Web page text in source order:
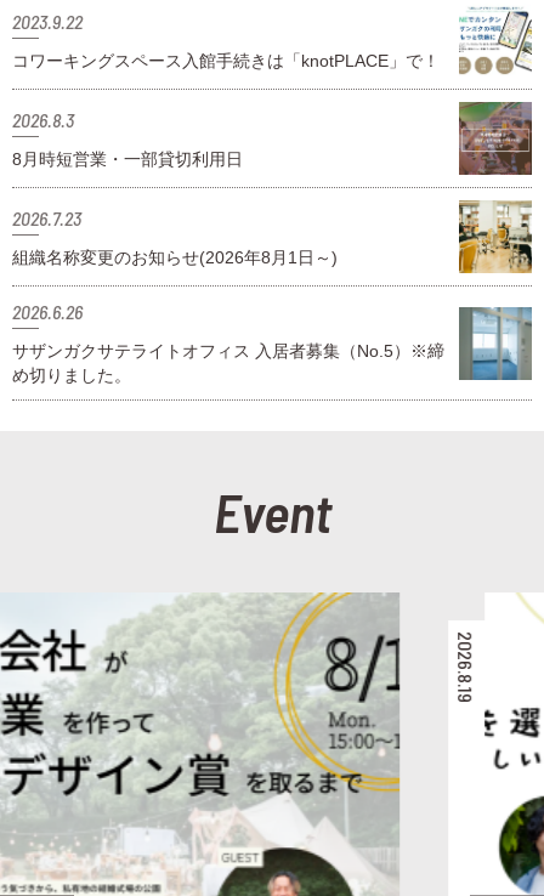
2023.9.22
コワーキングスペース入館手続きは「knotPLACE」で！
2026.8.3
8月時短営業・一部貸切利用日
2026.7.23
組織名称変更のお知らせ(2026年8月1日～)
2026.6.26
サザンガクサテライトオフィス 入居者募集（No.5）※締
め切りました。
Event
2026.8.19